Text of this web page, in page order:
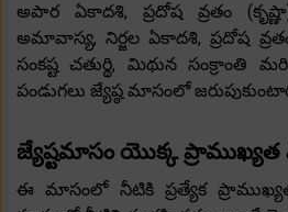
అపార ఏకాదశి, ప్రదోష వ్రతం
అమావాస్య, నిర్జల ఏకాదశి, ప్రదోష వ్రతం
సంకష్ట చతుర్థి, మిథున
పండుగలు జ్యేష్ఠ మాసంలో
జ్యేష్టమాసం యొక్క ప్రాముఖ్యత
ఈ మాసంలో నీటికి ప్రత్యేక